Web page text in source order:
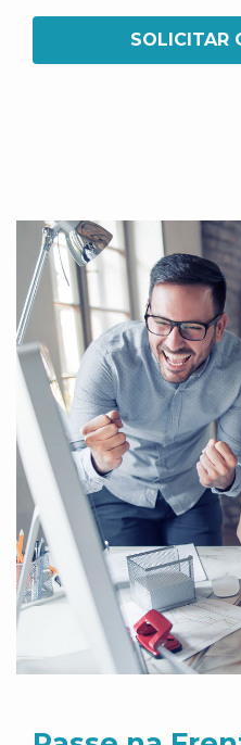
SOLICITAR